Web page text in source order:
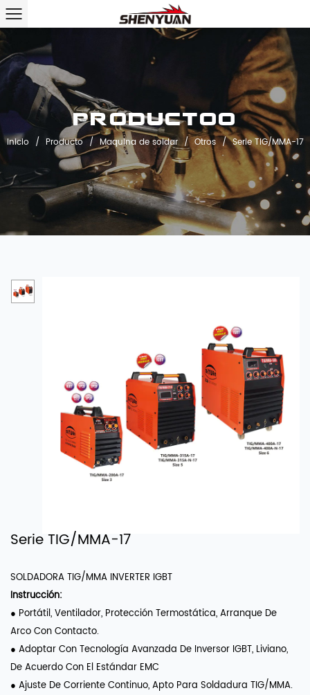
Productoo
Inicio / Producto / Maquina de soldar / Otros / Serie TIG/MMA-17
Serie TIG/MMA-17
SOLDADORA TIG/MMA INVERTER IGBT
Instrucción:
● Portátil, Ventilador, Protección Termostática, Arranque De
Arco Con Contacto.
● Adoptar Con Tecnología Avanzada De Inversor IGBT, Liviano,
De Acuerdo Con El Estándar EMC
● Ajuste De Corriente Continuo, Apto Para Soldadura TIG/MMA.